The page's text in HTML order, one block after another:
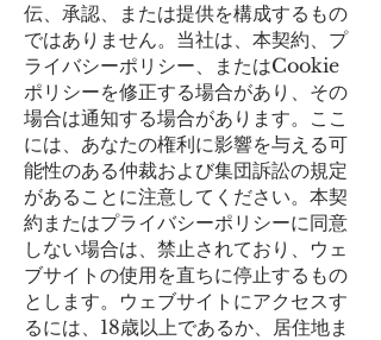
伝、承認、または提供を構成するもの
ではありません。当社は、本契約、プ
ライバシーポリシー、またはCookie
ポリシーを修正する場合があり、その
場合は通知する場合があります。ここ
には、あなたの権利に影響を与える可
能性のある仲裁および集団訴訟の規定
があることに注意してください。本契
約またはプライバシーポリシーに同意
しない場合は、禁止されており、ウェ
ブサイトの使用を直ちに停止するもの
とします。ウェブサイトにアクセスす
るには、18歳以上であるか、居住地ま